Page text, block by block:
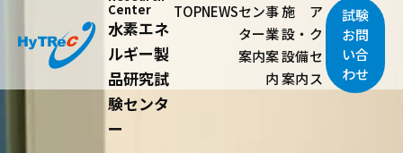
Center
水素エネ
ルギー製
品研究試
験センタ
ー
TOPNEWSセン
ター
案内
事
業
案
内
施
設・
設備
案内
ア
ク
セ
ス
試験
お問
い合
わせ